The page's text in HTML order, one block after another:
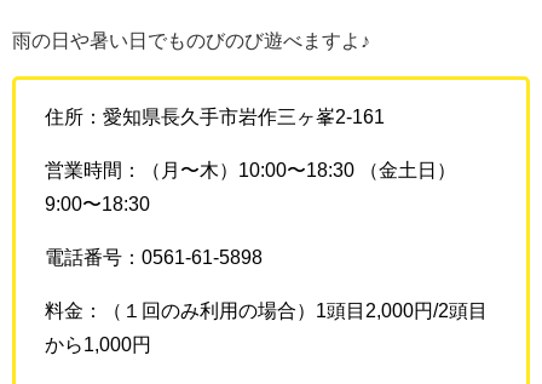
雨の日や暑い日でものびのび遊べますよ♪
住所：愛知県長久手市岩作三ヶ峯2-161
営業時間：（月〜木）10:00〜18:30 （金土日）
9:00〜18:30
電話番号：0561-61-5898
料金：（１回のみ利用の場合）1頭目2,000円/2頭目
から1,000円